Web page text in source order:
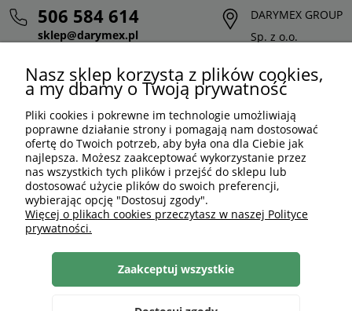
506 584 614
sklep@darymex.pl
DARYMEX GROUP
Sp. z o.o.
32-620 Brzeszcze
PLN PL
Nasz sklep korzysta z plików cookies,
a my dbamy o Twoją prywatność
Pliki cookies i pokrewne im technologie umożliwiają
poprawne działanie strony i pomagają nam dostosować
ofertę do Twoich potrzeb, aby była ona dla Ciebie jak
najlepsza. Możesz zaakceptować wykorzystanie przez
nas wszystkich tych plików i przejść do sklepu lub
dostosować użycie plików do swoich preferencji,
wybierając opcję "Dostosuj zgody".
Więcej o plikach cookies przeczytasz w naszej Polityce
prywatności.
Zaakceptuj wszystkie